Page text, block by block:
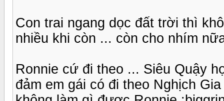
Con trai ngang dọc đất trời thì
nhiều khi còn ... còn cho nhím
Ronnie cứ đi theo ... Siêu Quậy
đảm em gái có đi theo Nghịch